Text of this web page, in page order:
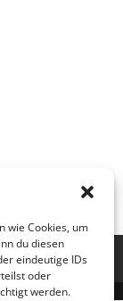
wie Cookies, um
du diesen
eindeutige IDs
oder
werden.